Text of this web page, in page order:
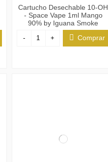
Cartucho Desechable 10-OH
- Space Vape 1ml Mango
90% by Iguana Smoke
- + Comprar